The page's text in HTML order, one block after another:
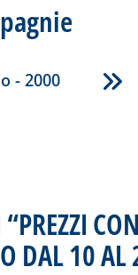
- 2000
DAL 10